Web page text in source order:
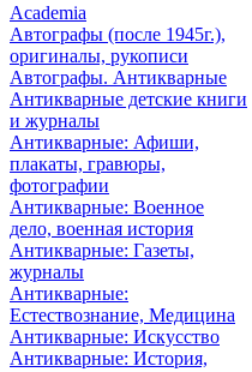
Academia
Автографы (после 1945г.),
оригиналы, рукописи
Автографы. Антикварные
Антикварные детские книги
и журналы
Антикварные: Афиши,
плакаты, гравюры,
фотографии
Антикварные: Военное
дело, военная история
Антикварные: Газеты,
журналы
Антикварные:
Естествознание, Медицина
Антикварные: Искусство
Антикварные: История,